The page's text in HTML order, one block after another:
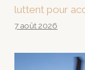
luttent pour
7 août 2026